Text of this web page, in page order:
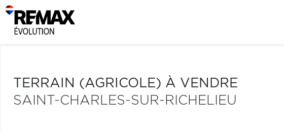
TERRAIN (AGRICOLE) À VENDRE
SAINT-CHARLES-SUR-RICHELIEU